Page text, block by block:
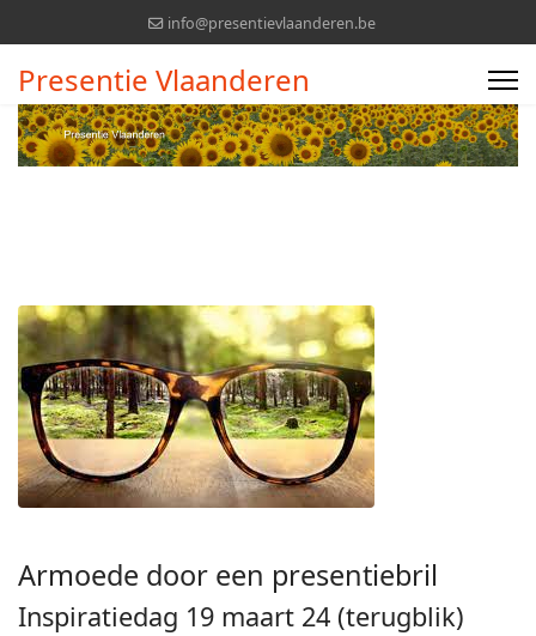
info@presentievlaanderen.be
Presentie Vlaanderen
Armoede door een presentiebril
Inspiratiedag 19 maart 24 (terugblik)